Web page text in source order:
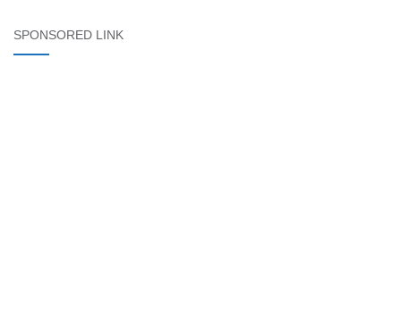
SPONSORED LINK